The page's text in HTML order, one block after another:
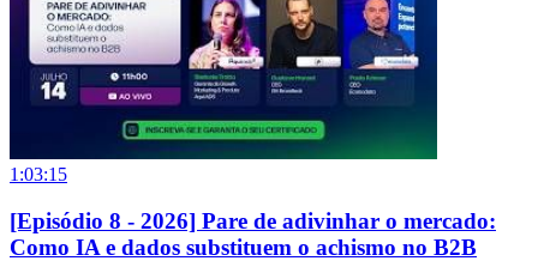
1:03:15
[Episódio 8 - 2026] Pare de adivinhar o mercado:
Como IA e dados substituem o achismo no B2B